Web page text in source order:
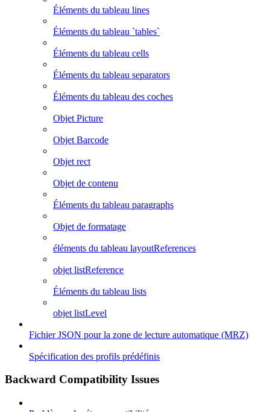
Éléments du tableau lines
Éléments du tableau `tables`
Éléments du tableau cells
Éléments du tableau separators
Éléments du tableau des coches
Objet Picture
Objet Barcode
Objet rect
Objet de contenu
Éléments du tableau paragraphs
Objet de formatage
éléments du tableau layoutReferences
objet listReference
Éléments du tableau lists
objet listLevel
Fichier JSON pour la zone de lecture automatique (MRZ)
Spécification des profils prédéfinis
Backward Compatibility Issues